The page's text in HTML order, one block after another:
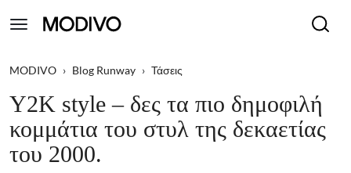
MODIVO › Blog Runway › Τάσεις
Y2K style – δες τα πιο δημοφιλή
κομμάτια του στυλ της δεκαετίας
του 2000.